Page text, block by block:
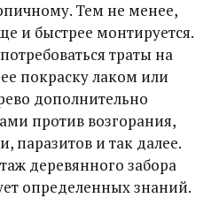
Тем не менее,
и быстрее монтируется.
траты на
покраску лаком или
дополнительно
против возгорания,
паразитов и так далее.
деревянного забора
определенных знаний.